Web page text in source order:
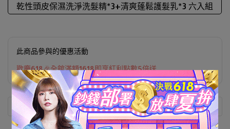
乾性頭皮保濕洗淨洗髮精*3+清爽蓬鬆護髮乳*3 六入組
此商品參與的優惠活動
歡慶618🎉全館滿額1618即享紅利點數5倍送